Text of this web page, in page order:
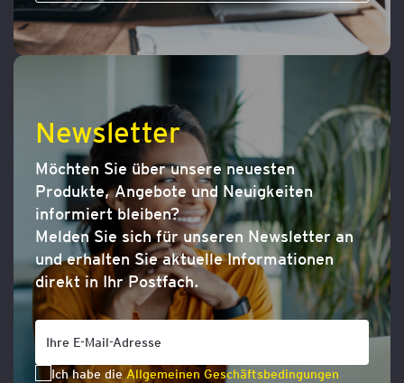
Newsletter
Möchten Sie über unsere neuesten
Produkte, Angebote und Neuigkeiten
informiert bleiben?
Melden Sie sich für unseren Newsletter an
und erhalten Sie aktuelle Informationen
direkt in Ihr Postfach.
Ich habe dieAllgemeinen Geschäftsbedingungen